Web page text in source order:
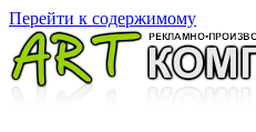
Перейти к содержимому